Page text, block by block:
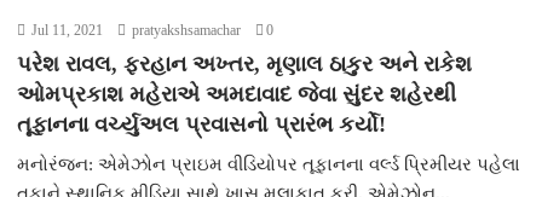
Jul 11, 2021 pratyakshsamachar 0
પરેશ રાવલ, ફરહાન અખ્તર, મૃણાલ ઠાકુર અને રાકેશ
ઓમપ્રકાશ મહેરાએ અમદાવાદ જેવા સુંદર શહેરથી
તૂફાનના વર્ચ્યુઅલ પ્રવાસનો પ્રારંભ કર્યો!
મનોરંજન: એમેઝોન પ્રાઇમ વીડિયોપર તૂફાનના વર્લ્ડ પ્રિમીયર પહેલા
તૂફાને સ્થાનિક મીડિયા સાથે ખાસ મુલાકાત કરી. એમેઝોન...